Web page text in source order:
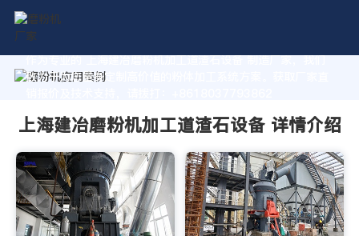
作为专业的 上海建冶磨粉机加工道渣石设备 制造厂家，我们
致力于为您量身定制高价值的粉体加工系统方案。获取厂家直
上海建冶磨粉机加工道渣石设备 详情介绍